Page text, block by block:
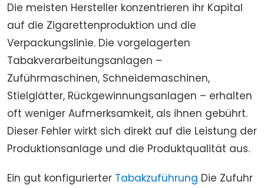
Die meisten Hersteller konzentrieren ihr Kapital
auf die Zigarettenproduktion und die
Verpackungslinie. Die vorgelagerten
Tabakverarbeitungsanlagen –
Zuführmaschinen, Schneidemaschinen,
Stielglätter, Rückgewinnungsanlagen – erhalten
oft weniger Aufmerksamkeit, als ihnen gebührt.
Dieser Fehler wirkt sich direkt auf die Leistung der
Produktionsanlage und die Produktqualität aus.
Ein gut konfigurierter Tabakzuführung Die Zufuhr